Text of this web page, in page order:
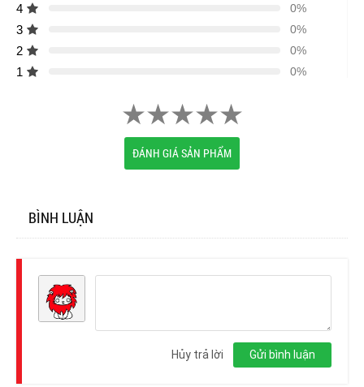
4 0%
3 0%
2 0%
1 0%
ĐÁNH GIÁ SẢN PHẨM
BÌNH LUẬN
Gửi bình luận
Hủy trả lời